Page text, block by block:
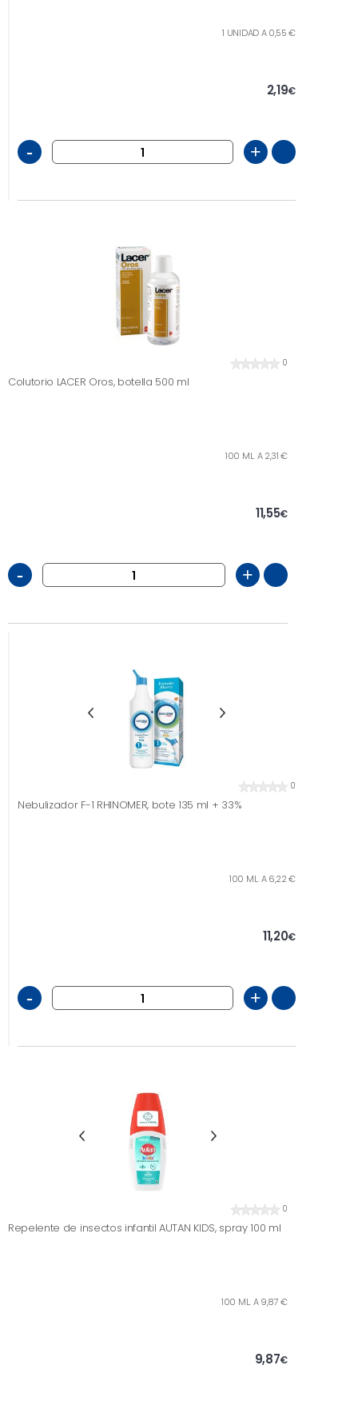
1 UNIDAD A 0,55 €
2,19€
- +
0
Colutorio LACER Oros, botella 500 ml
100 ML. A 2,31 €
11,55€
- +
0
Nebulizador F-1 RHINOMER, bote 135 ml + 33%
100 ML. A 6,22 €
11,20€
- +
0
Repelente de insectos infantil AUTAN KIDS, spray 100 ml
100 ML. A 9,87 €
9,87€